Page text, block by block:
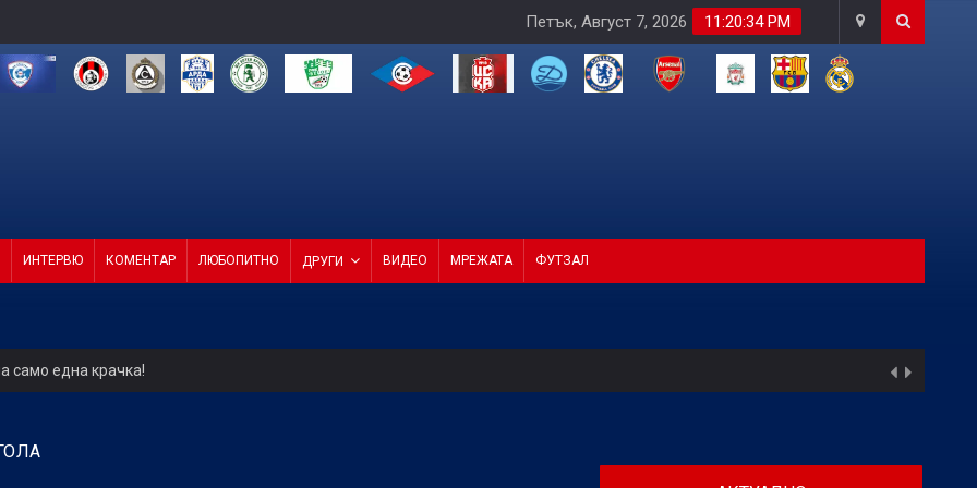
11:20:35 PM
Петък, Август 7, 2026
ИНТЕРВЮ КОМЕНТАР ЛЮБОПИТНО ДРУГИ ВИДЕО МРЕЖАТА ФУТЗАЛ
само една крачка!
4 от 4 в efbet Лига (ВИДЕО)